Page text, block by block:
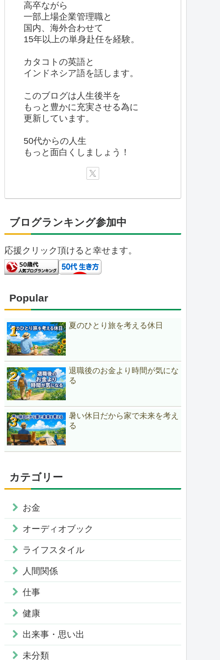
高卒ながら
一部上場企業管理職と
国内、海外合わせて
15年以上の単身赴任を経験。
カタコトの英語と
インドネシア語を話します。
このブログは人生後半を
もっと豊かに充実させる為に
更新しています。
50代からの人生
もっと面白くしましょう！
ブログランキング参加中
応援クリック頂けると幸せます。
Popular
夏のひとり旅を考える休日
退職後のお金より時間が気にな
る
暑い休日だから家で未来を考え
る
カテゴリー
お金
オーディオブック
ライフスタイル
人間関係
仕事
健康
出来事・思い出
未分類